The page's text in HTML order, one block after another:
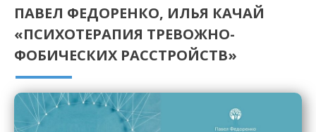
ПАВЕЛ ФЕДОРЕНКО, ИЛЬЯ КАЧАЙ
«ПСИХОТЕРАПИЯ ТРЕВОЖНО-
ФОБИЧЕСКИХ РАССТРОЙСТВ»